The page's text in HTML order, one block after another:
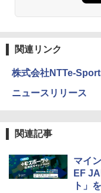
4
5
関連リンク
株式会社NTTe-
ニュースリリース
関連記事
マイ
EF
ト」